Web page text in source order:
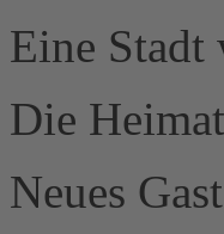
Eine Stadt
Die
Neues